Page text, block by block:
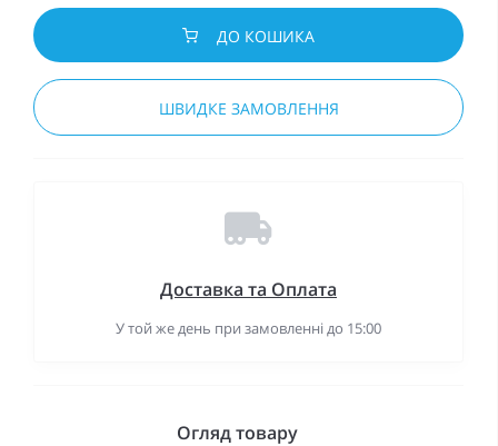
ДО КОШИКА
ШВИДКЕ ЗАМОВЛЕННЯ
Доставка та Оплата
У той же день при замовленні до 15:00
Огляд товару